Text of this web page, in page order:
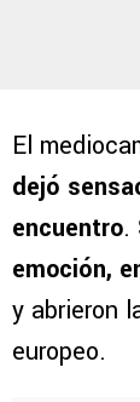
El
dejó
encuentro.
emoción,
y abrieron
europeo.